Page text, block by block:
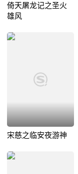
倚天屠龙记之圣火
雄风
宋慈之临安夜游神